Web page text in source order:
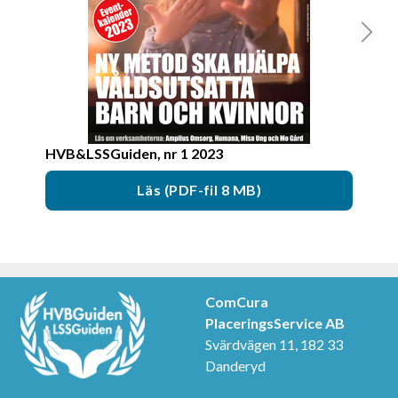
HVB&LSSGuiden, nr 1 2023
Läs (PDF-fil 8 MB)
ComCura
PlaceringsService AB
Svärdvägen 11, 182 33
Danderyd